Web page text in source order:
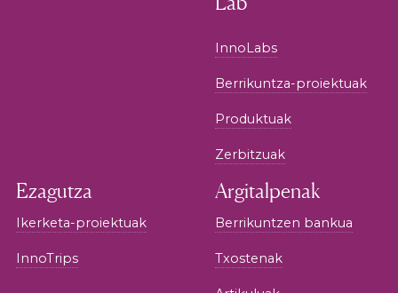
InnoLabs
Berrikuntza-proiektuak
Produktuak
Zerbitzuak
Ezagutza
Ikerketa-proiektuak
InnoTrips
Argitalpenak
Berrikuntzen bankua
Txostenak